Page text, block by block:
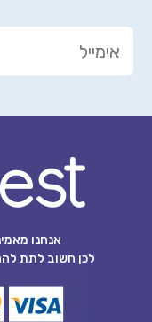
אנחנו
לכן חשוב לתת